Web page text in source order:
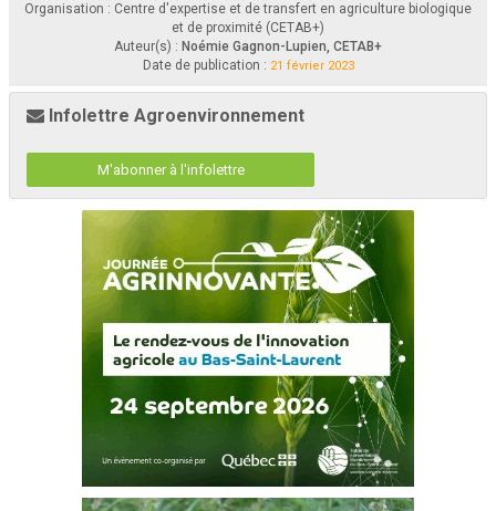
Organisation : Centre d'expertise et de transfert en agriculture biologique
et de proximité (CETAB+)
Auteur(s) : Noémie Gagnon-Lupien, CETAB+
Date de publication : 21 février 2023
Infolettre Agroenvironnement
M'abonner à l'infolettre